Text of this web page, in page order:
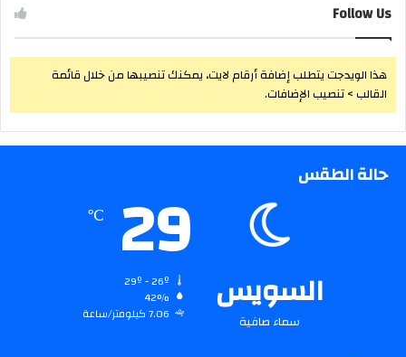
Follow Us
هذا الويدجت يتطلب إضافة أرقام لايت، يمكنك تنصيبها من خلال قائمة
القالب > تنصيب الإضافات.
حالة الطقس
السويس
سماء صافية
29
℃
42%
7.06 كيلومتر/ساعة